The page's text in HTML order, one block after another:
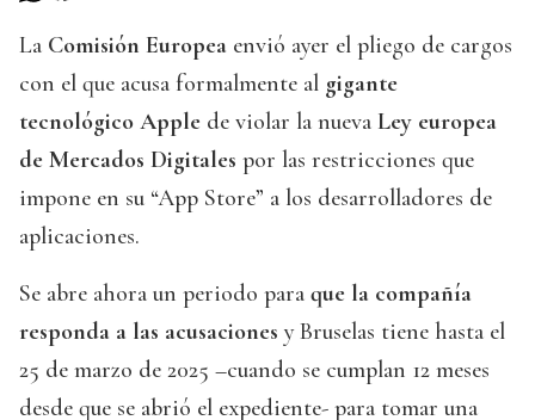
La Comisión Europea envió ayer el pliego de cargos
con el que acusa formalmente al gigante
tecnológico Apple de violar la nueva Ley europea
de Mercados Digitales por las restricciones que
impone en su “App Store” a los desarrolladores de
aplicaciones.
Se abre ahora un periodo para que la compañía
responda a las acusaciones y Bruselas tiene hasta el
25 de marzo de 2025 –cuando se cumplan 12 meses
desde que se abrió el expediente- para tomar una